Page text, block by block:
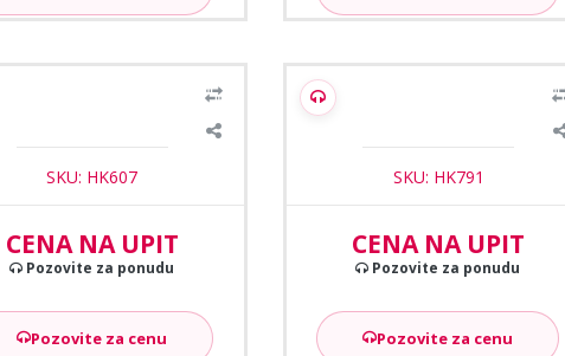
DS-K2602T Kontroler za
SKU: HK607
CENA NA UPIT
Pozovite za ponudu
Pozovite za cenu
Hikvision DS-K2802 Kontroler za
dvoje vrata (obostrano) bez
SKU: HK791
CENA NA UPIT
Pozovite za ponudu
Pozovite za cenu